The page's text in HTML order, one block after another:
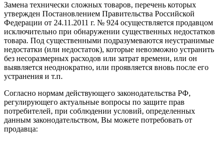
Замена технически сложных товаров, перечень которых
утвержден Постановлением Правительства Российской
Федерации от 24.11.2011 г. № 924 осуществляется продавцом
исключительно при обнаружении существенных недостатков
товара. Под существенными подразумеваются неустранимые
недостатки (или недостаток), которые невозможно устранить
без несоразмерных расходов или затрат времени, или он
выявляется неоднократно, или проявляется вновь после его
устранения и т.п.
Согласно нормам действующего законодательства РФ,
регулирующего актуальные вопросы по защите прав
потребителей, при соблюдении условий, определенных
данным законодательством, Вы можете потребовать от
продавца: